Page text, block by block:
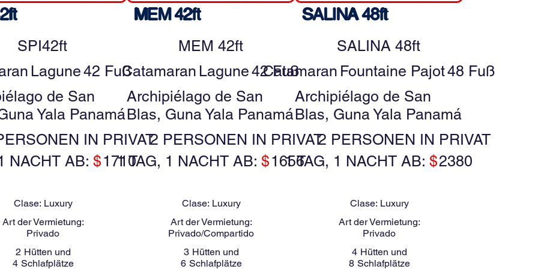
SPI42ft
Lagune42 Fuß
de San
Yala Panamá
IN PRIVAT
NACHT AB:$1710
Clase: Luxury
Art der Vermietung:
Privado
2 Hütten und
4 Schlafplätze
MEM 42ft
MEM 42ft
Catamaran Lagune42 Fuß
Archipiélago de San
Blas, Guna Yala Panamá
2 PERSONEN IN PRIVAT
1 TAG, 1 NACHT AB:$1656
Clase: Luxury
Art der Vermietung:
Privado/Compartido
3 Hütten und
6 Schlafplätze
SALINA 48ft
SALINA 48ft
Catamaran Fountaine Pajot48 Fuß
Archipiélago de San
Blas, Guna Yala Panamá
2 PERSONEN IN PRIVAT
1 TAG, 1 NACHT AB:$2380
Clase: Luxury
Art der Vermietung:
Privado
4 Hütten und
8 Schlafplätze